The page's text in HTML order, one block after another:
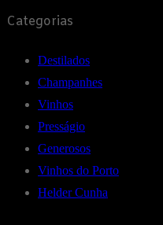
Categorias
Destilados
Champanhes
Vinhos
Presságio
Generosos
Vinhos do Porto
Helder Cunha